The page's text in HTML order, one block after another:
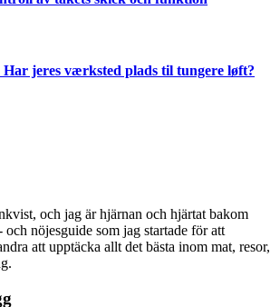
jeres værksted plads til tungere løft?
och jag är hjärnan och hjärtat bakom
nöjesguide som jag startade för att
att upptäcka allt det bästa inom mat, resor,